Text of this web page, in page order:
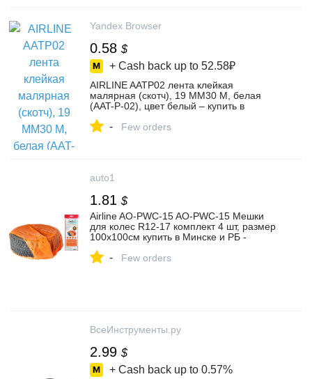
Yandex Browser
0.58 $
+ Cash back up to 52.58₽
AIRLINE AATP02 лента клейкая
малярная (скотч), 19 ММ30 М, белая
(AAT-P-02), цвет белый – купить в
Маркете, 102270920760
- Few orders
auto1
1.81 $
Airline AO-PWC-15 AO-PWC-15 Мешки
для колес R12-17 комплект 4 шт, размер
100х100см купить в Минске и РБ -
автозапчастей
- Few orders
ВсеИнструменты.ру
2.99 $
+ Cash back up to 0.57%